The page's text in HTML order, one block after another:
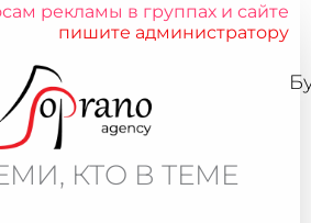
рекламы в группах и сайте
пишите администратору
КТО В ТЕМЕ